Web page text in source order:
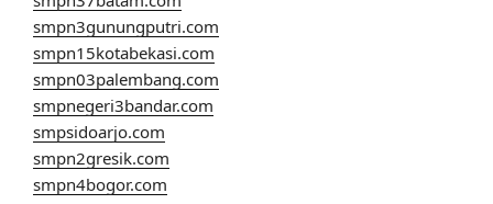
smpn3gunungputri.com
smpn15kotabekasi.com
smpn03palembang.com
smpnegeri3bandar.com
smpsidoarjo.com
smpn2gresik.com
smpn4bogor.com